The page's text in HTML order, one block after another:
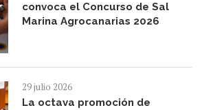
convoca el Concurso de Sal
Marina Agrocanarias 2026
29 julio 2026
La octava promoción de